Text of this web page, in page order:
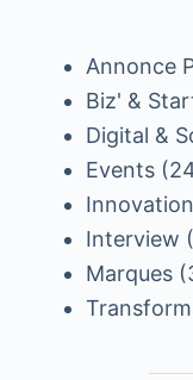
Annonce
Biz' &
Digital &
Events
Interview
Marques